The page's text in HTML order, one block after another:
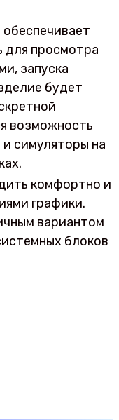
для просмотра
запуска
будет
возможность
симуляторы на
комфортно и
графики.
вариантом
блоков